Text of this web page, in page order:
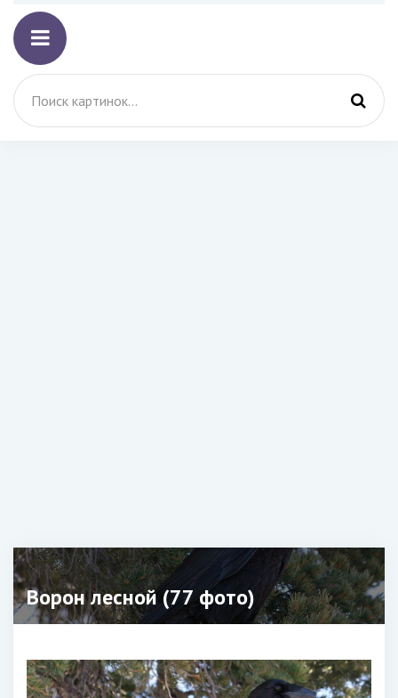
Ворон лесной (77 фото)